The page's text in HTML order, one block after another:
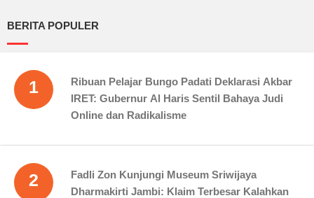
BERITA POPULER
1
Ribuan Pelajar Bungo Padati Deklarasi Akbar
IRET: Gubernur Al Haris Sentil Bahaya Judi
Online dan Radikalisme
2
Fadli Zon Kunjungi Museum Sriwijaya
Dharmakirti Jambi: Klaim Terbesar Kalahkan